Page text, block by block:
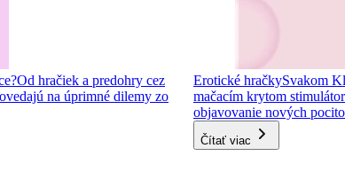
Od hračiek a predohry cez
na úprimné dilemy zo
Erotické hračkySvakom
mačacím krytom
objavovanie nových
Čítať viac